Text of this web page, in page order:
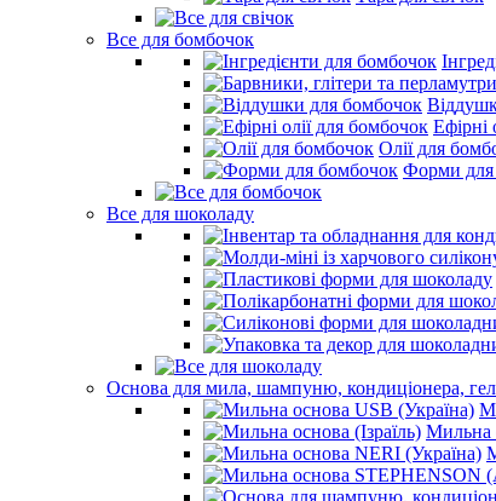
Все для бомбочок
Ефірні
Олії для
Форми для
Все для шоколаду
Основа для мила, шампуню, кондиціонера,
Мильна